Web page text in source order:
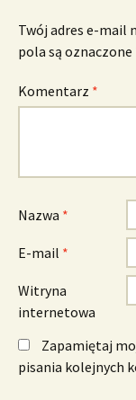
Twój adres e-mail
pola są oznaczone
Komentarz *
Nazwa *
E-mail *
Witryna
internetowa
Zapamiętaj
pisania kolejnych